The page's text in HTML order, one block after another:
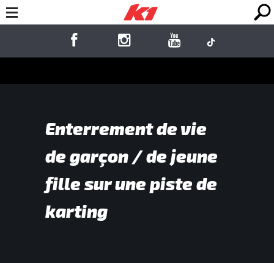
Enterrement de vie
de garçon / de jeune
fille sur une piste de
karting